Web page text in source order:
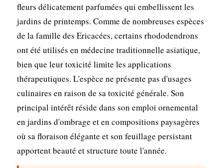
fleurs délicatement parfumées qui embellissent les
jardins de printemps. Comme de nombreuses espèces
de la famille des Ericacées, certains rhododendrons
ont été utilisés en médecine traditionnelle asiatique,
bien que leur toxicité limite les applications
thérapeutiques. L'espèce ne présente pas d'usages
culinaires en raison de sa toxicité générale. Son
principal intérêt réside dans son emploi ornemental
en jardins d'ombrage et en compositions paysagères
où sa floraison élégante et son feuillage persistant
apportent beauté et structure toute l'année.